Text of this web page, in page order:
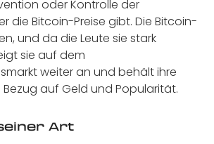
oder Kontrolle der
die Bitcoin-Preise gibt. Die Bitcoin-
und da die Leute sie stark
sie auf dem
weiter an und behält ihre
Bezug auf Geld und Popularität.
Art